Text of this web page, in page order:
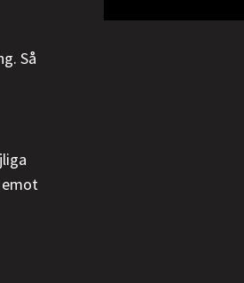
Så
emot